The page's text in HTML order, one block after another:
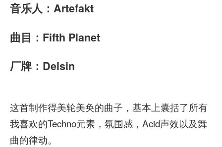
音乐人： Artefakt
曲目：Fifth Planet
厂牌：Delsin
这首制作得美轮美奂的曲子，基本上囊括了所有
我喜欢的Techno元素，氛围感，Acid声效以及舞
曲的律动。